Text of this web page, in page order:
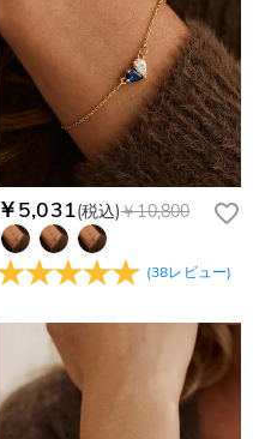
￥5,031(税込)￥10,800
(38レビュー)